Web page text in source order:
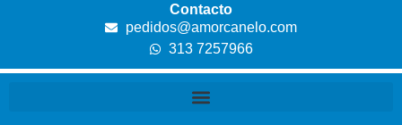
Contacto
pedidos@amorcanelo.com
313 7257966